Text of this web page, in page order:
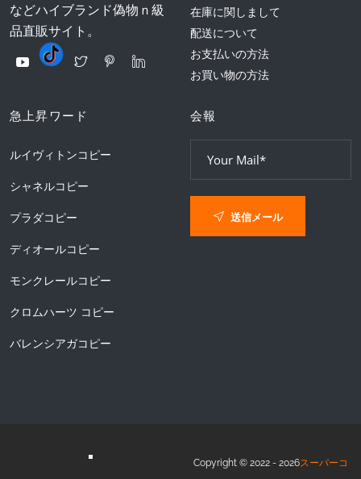
などハイブランド偽物ｎ級
品直販サイト。
在庫に関しまして
配送について
お支払いの方法
お買い物の方法
急上昇ワード
ルイヴィトンコピー
シャネルコピー
プラダコピー
ディオールコピー
モンクレールコピー
クロムハーツ コピー
バレンシアガコピー
会報
送信メール
Copyright © 2022 - 2026スーパーコ